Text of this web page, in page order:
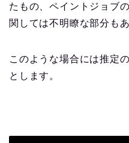
たもの、ペイントジョブ
関しては不明瞭な部分もあ
このような場合には推定
とします。